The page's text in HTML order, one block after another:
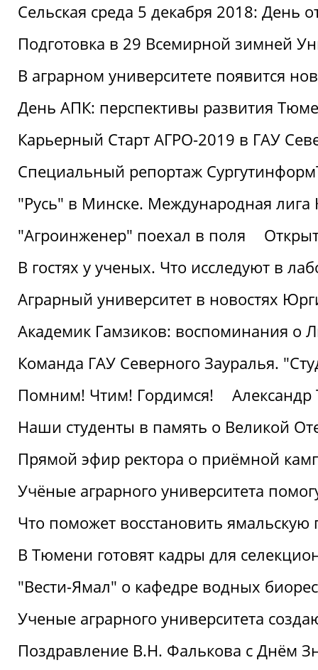
Сельская среда 5 декабря 2018: День
Подготовка в 29 Всемирной зимней
В аграрном университете появится
День АПК: перспективы развития
Карьерный Старт АГРО-2019 в ГАУ
Специальный репортаж
"Русь" в Минске. Международная
"Агроинженер" поехал в поля
В гостях у ученых. Что исследуют в
Аграрный университет в новостях
Академик Гамзиков: воспоминания о
Команда ГАУ Северного Зауралья.
Помним! Чтим! Гордимся!
Наши студенты в память о Великой
Прямой эфир ректора о приёмной
Учёные аграрного университета
Что поможет восстановить ямальскую
В Тюмени готовят кадры для
"Вести-Ямал" о кафедре водных
Ученые аграрного университета
Поздравление В.Н. Фалькова с Днём